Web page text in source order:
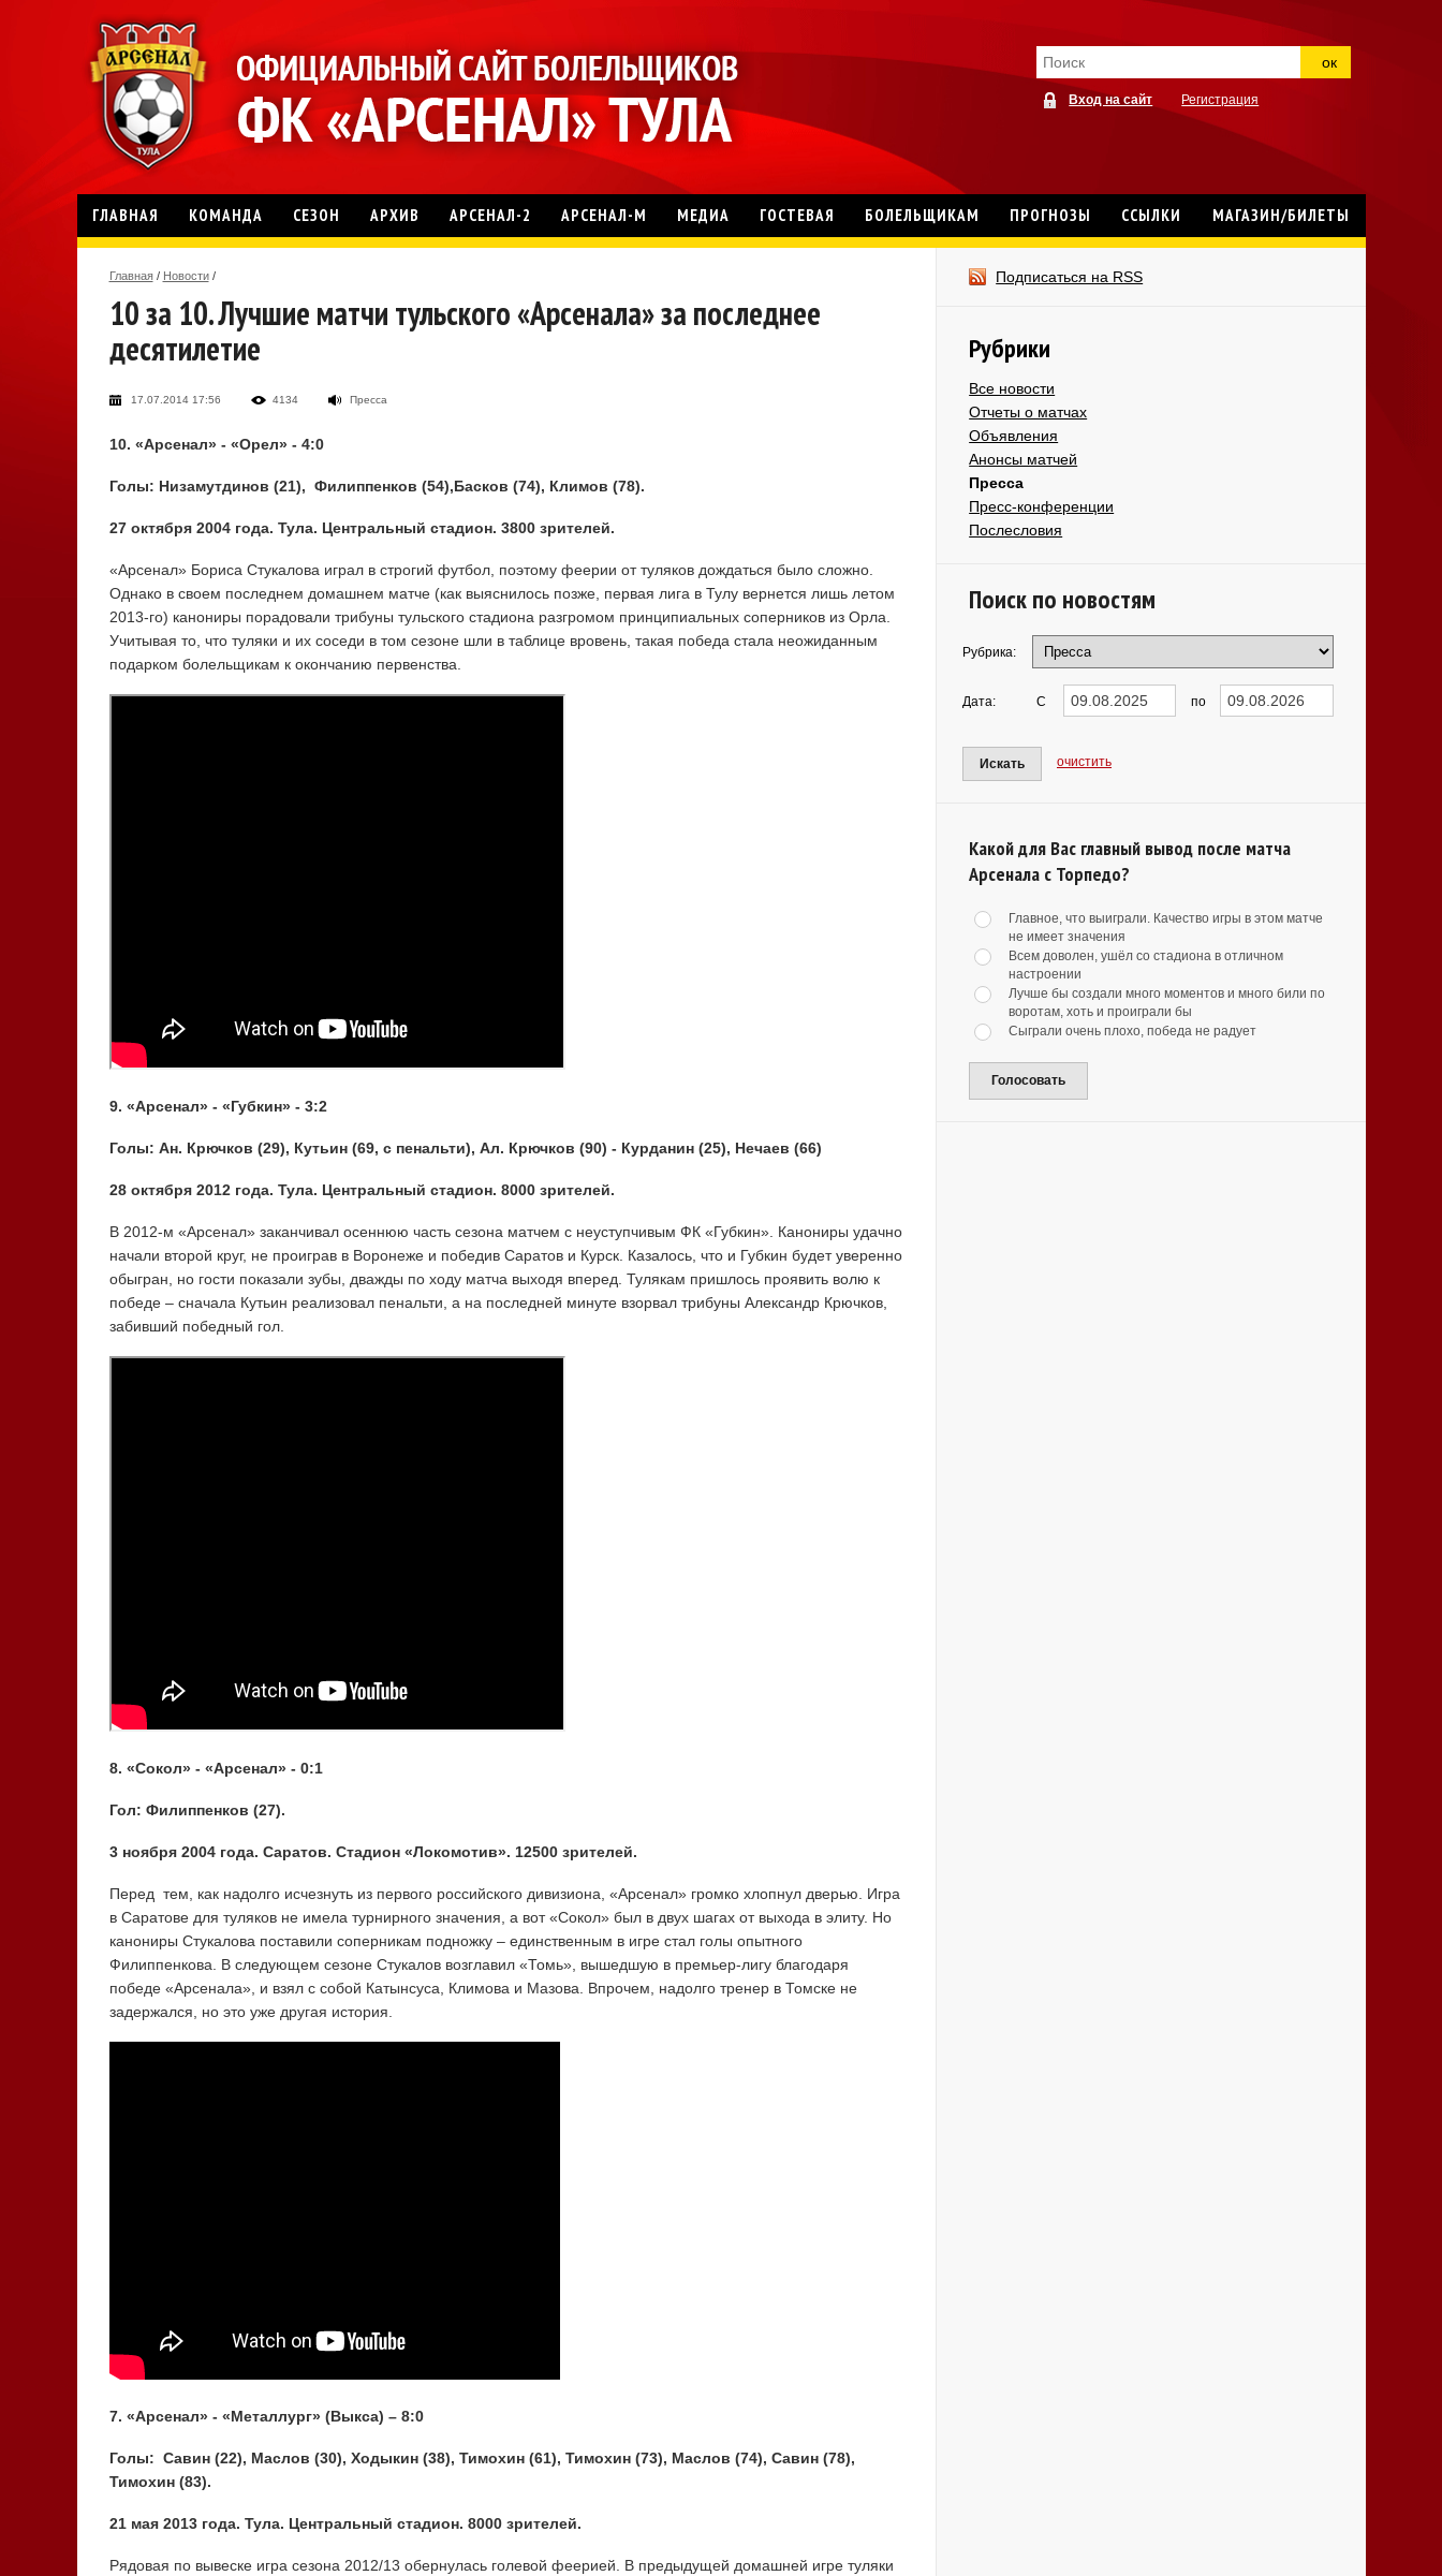
ок
Вход на сайт Регистрация
ГЛАВНАЯ КОМАНДА СЕЗОН АРХИВ АРСЕНАЛ-2 АРСЕНАЛ-М МЕДИА ГОСТЕВАЯ БОЛЕЛЬЩИКАМ ПРОГНОЗЫ ССЫЛКИ МАГАЗИН/БИЛЕТЫ
Главная / Новости /
10 за 10. Лучшие матчи тульского «Арсенала» за последнее
десятилетие
17.07.2014 17:56 4134 Пресса
10. «Арсенал» - «Орел» - 4:0
Голы: Низамутдинов (21), Филиппенков (54),Басков (74), Климов (78).
27 октября 2004 года. Тула. Центральный стадион. 3800 зрителей.
«Арсенал» Бориса Стукалова играл в строгий футбол, поэтому феерии от туляков дождаться было сложно.
Однако в своем последнем домашнем матче (как выяснилось позже, первая лига в Тулу вернется лишь летом
2013-го) канониры порадовали трибуны тульского стадиона разгромом принципиальных соперников из Орла.
Учитывая то, что туляки и их соседи в том сезоне шли в таблице вровень, такая победа стала неожиданным
подарком болельщикам к окончанию первенства.
9. «Арсенал» - «Губкин» - 3:2
Голы: Ан. Крючков (29), Кутьин (69, с пенальти), Ал. Крючков (90) - Курданин (25), Нечаев (66)
28 октября 2012 года. Тула. Центральный стадион. 8000 зрителей.
В 2012-м «Арсенал» заканчивал осеннюю часть сезона матчем с неуступчивым ФК «Губкин». Канониры удачно
начали второй круг, не проиграв в Воронеже и победив Саратов и Курск. Казалось, что и Губкин будет уверенно
обыгран, но гости показали зубы, дважды по ходу матча выходя вперед. Тулякам пришлось проявить волю к
победе – сначала Кутьин реализовал пенальти, а на последней минуте взорвал трибуны Александр Крючков,
забивший победный гол.
8. «Сокол» - «Арсенал» - 0:1
Гол: Филиппенков (27).
3 ноября 2004 года. Саратов. Стадион «Локомотив». 12500 зрителей.
Перед тем, как надолго исчезнуть из первого российского дивизиона, «Арсенал» громко хлопнул дверью. Игра
в Саратове для туляков не имела турнирного значения, а вот «Сокол» был в двух шагах от выхода в элиту. Но
канониры Стукалова поставили соперникам подножку – единственным в игре стал голы опытного
Филиппенкова. В следующем сезоне Стукалов возглавил «Томь», вышедшую в премьер-лигу благодаря
победе «Арсенала», и взял с собой Катынсуса, Климова и Мазова. Впрочем, надолго тренер в Томске не
задержался, но это уже другая история.
7. «Арсенал» - «Металлург» (Выкса) – 8:0
Голы: Савин (22), Маслов (30), Ходыкин (38), Тимохин (61), Тимохин (73), Маслов (74), Савин (78),
Тимохин (83).
21 мая 2013 года. Тула. Центральный стадион. 8000 зрителей.
Рядовая по вывеске игра сезона 2012/13 обернулась голевой феерией. В предыдущей домашней игре туляки
Подписаться на RSS
Рубрики
Все новости
Отчеты о матчах
Объявления
Анонсы матчей
Пресса
Пресс-конференции
Послесловия
Поиск по новостям
Рубрика:
Дата: С по
Искать очистить
Какой для Вас главный вывод после матча
Арсенала с Торпедо?
Главное, что выиграли. Качество игры в этом матче
не имеет значения
Всем доволен, ушёл со стадиона в отличном
настроении
Лучше бы создали много моментов и много били по
воротам, хоть и проиграли бы
Сыграли очень плохо, победа не радует
Голосовать